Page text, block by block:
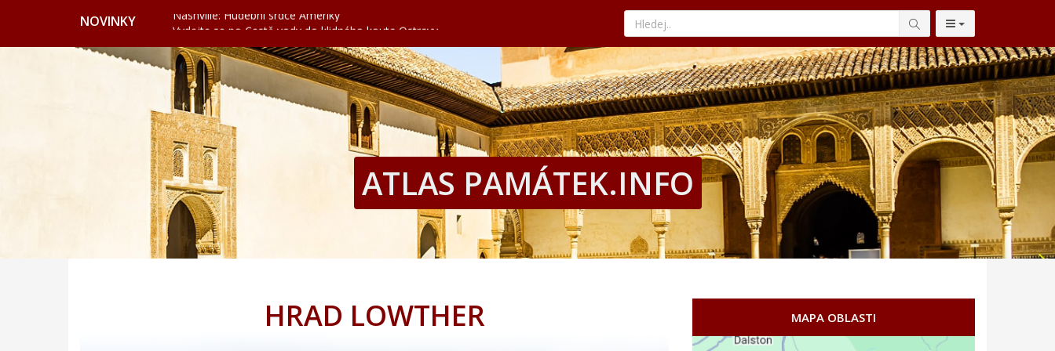
NOVINKY
Vydejte se po Cestě vody do klidného kouta Ostravy
Cervione: Skrytý balkon Korsiky nad tyrkysovým mořem
Ekonomické cestování: Kdy a kde hledat ty nejvýhodnější nabídky
Svatojánská věž ve Frýdku nabízí výhled, historii i současné umění
Nashville: Hudební srdce Ameriky
Vydejte se po Cestě vody do klidného kouta Ostravy
Valencie: Město, kde futurismus potkává tradici a nejlepší paellu
Cervione: Skrytý balkon Korsiky nad tyrkysovým mořem
Ekonomické cestování: Kdy a kde hledat ty nejvýhodnější nabídkyATLAS PAMÁTEK.INFO
HRAD LOWTHER MAPA OBLASTI